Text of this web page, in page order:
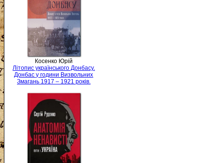
Косенко Юрій
Літопис українського Донбасу.
Донбас у години Визвольних
Змагань 1917 – 1921 років.